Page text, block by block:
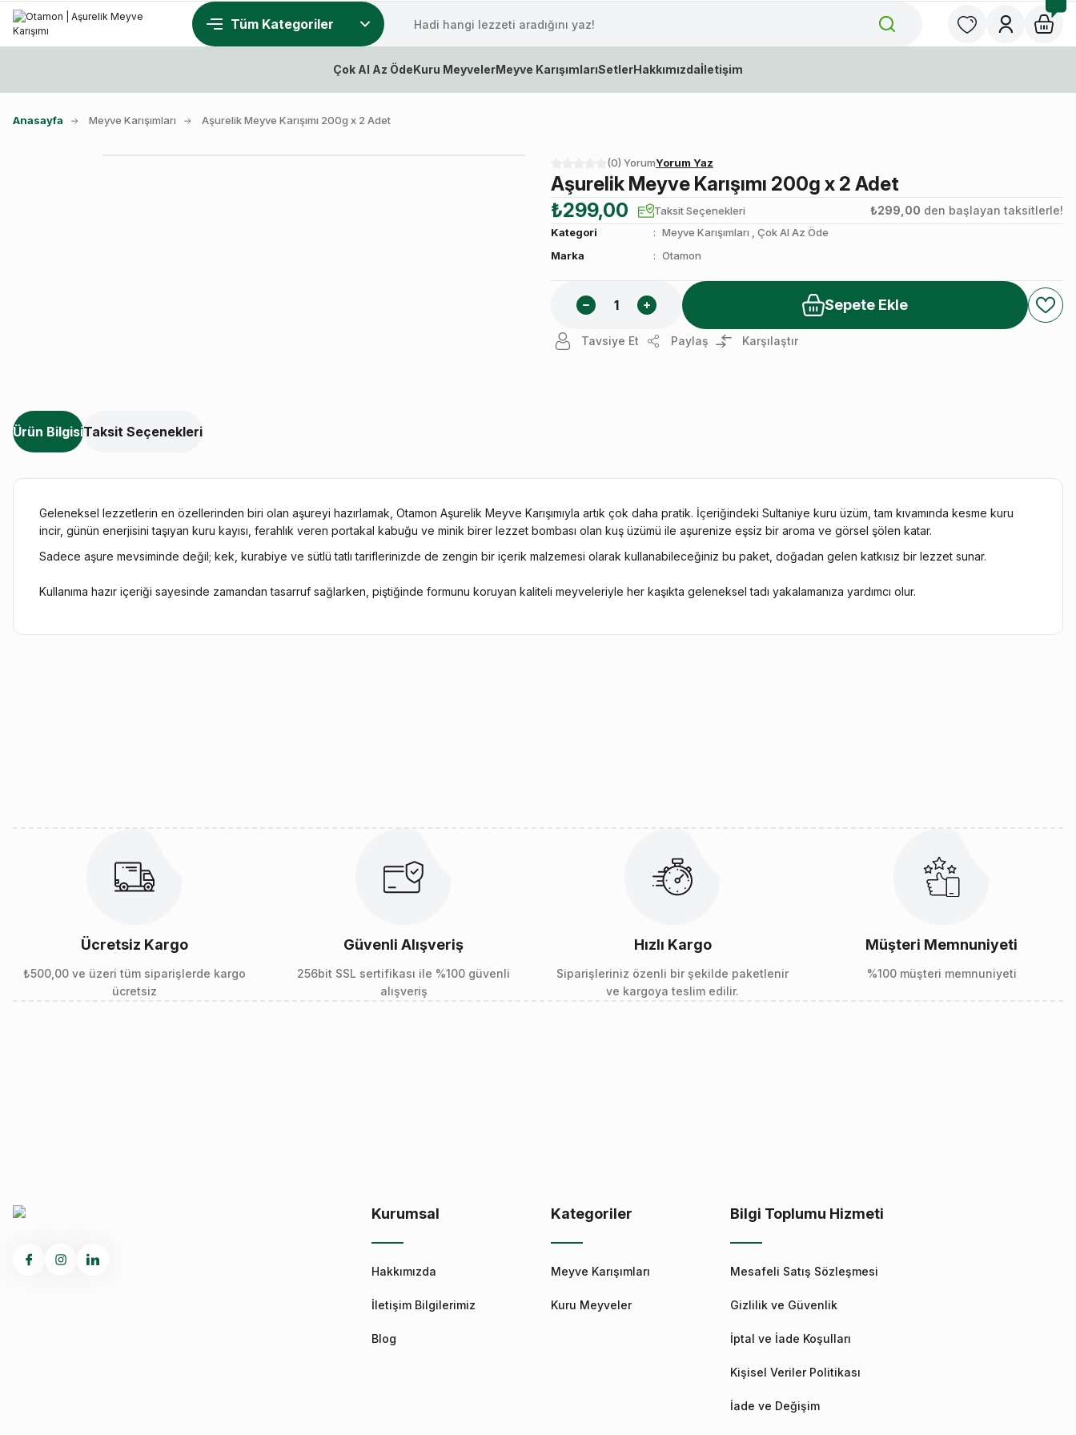
Çok Al Az ÖdeKuru MeyvelerMeyve KarışımlarıSetlerHakkımızdaİletişim
Anasayfa Meyve Karışımları Aşurelik Meyve Karışımı 200g x 2 Adet
(0) YorumYorum Yaz
Aşurelik Meyve Karışımı 200g x 2 Adet
₺299,00
Taksit Seçenekleri ₺299,00 den başlayan taksitlerle!
Kategori Meyve Karışımları
Çok Al Az Öde
Marka
Otamon
Sepete Ekle
Tavsiye Et Paylaş Karşılaştır
Ürün BilgisiTaksit Seçenekleri
Geleneksel lezzetlerin en özellerinden biri olan aşureyi hazırlamak, Otamon Aşurelik Meyve Karışımıyla artık çok daha pratik. İçeriğindeki Sultaniye kuru üzüm, tam kıvamında kesme kuru
incir, günün enerjisini taşıyan kuru kayısı, ferahlık veren portakal kabuğu ve minik birer lezzet bombası olan kuş üzümü ile aşurenize eşsiz bir aroma ve görsel şölen katar.
Sadece aşure mevsiminde değil; kek, kurabiye ve sütlü tatlı tariflerinizde de zengin bir içerik malzemesi olarak kullanabileceğiniz bu paket, doğadan gelen katkısız bir lezzet sunar.
Kullanıma hazır içeriği sayesinde zamandan tasarruf sağlarken, piştiğinde formunu koruyan kaliteli meyveleriyle her kaşıkta geleneksel tadı yakalamanıza yardımcı olur.
Ücretsiz Kargo
₺500,00 ve üzeri tüm siparişlerde kargo
ücretsiz
Güvenli Alışveriş
256bit SSL sertifikası ile %100 güvenli
alışveriş
Hızlı Kargo
Siparişleriniz özenli bir şekilde paketlenir
ve kargoya teslim edilir.
Müşteri Memnuniyeti
%100 müşteri memnuniyeti
Kurumsal
Hakkımızda
İletişim Bilgilerimiz
Blog
Kategoriler
Meyve Karışımları
Kuru Meyveler
Bilgi Toplumu Hizmeti
Mesafeli Satış Sözleşmesi
Gizlilik ve Güvenlik
İptal ve İade Koşulları
Kişisel Veriler Politikası
İade ve Değişim